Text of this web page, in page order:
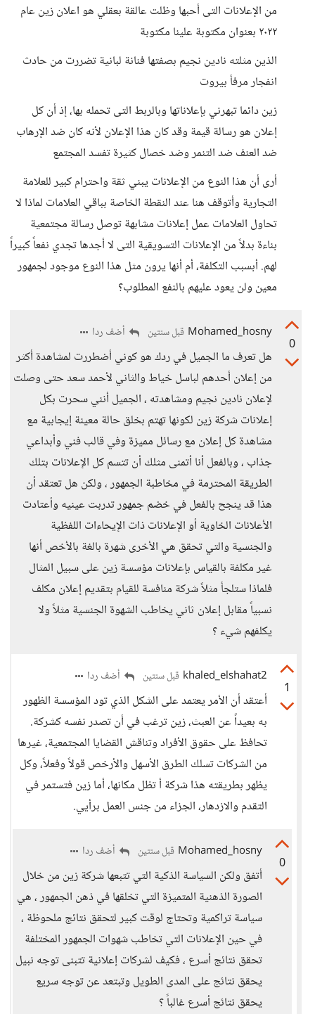
من الإعلانات التى أحبها وظلت عالقة بعقلي هو اعلان زين عام
٢٠٢٢ بعنوان مكتوبة علينا مكتوبة
الذين مثلته نادين نجيم بصفتها فنانة لبانية تضررت من حادث
انفجار مرفأ بيروت
زين دائما تبهرني بإعلاناتها وبالربط التى تحمله بها، إذ أن كل
إعلان هو رسالة قيمة وقد كان هذا الإعلان لأنه كان ضد الإرهاب
ضد العنف ضد التنمر وضد خصال كثيرة تفسد المجتمع
أرى أن هذا النوع من الإعلانات يبني ثقة واحترام كبير للعلامة
التجارية وأتوقف هنا عند النقطة الخاصة بباقي العلامات لماذا لا
تحاول العلامات عمل إعلانات مشابهة توصل رسالة مجتمعية
بناءة بدلاً من الإعلانات التسويقية التى لا أجدها تجدي نفعاً كبيراً
لهم. أبسبب التكلفة، أم أنها يرون مثل هذا النوع موجود لجمهور
معين ولن يعود عليهم بالنفع المطلوب؟
0
Mohamed_hosny قبل سنتين أضف ردا
هل تعرف ما الجميل في ردك هو كوني أضطررت لمشاهدة أكثر
من إعلان أحدهم لباسل خياط والثاني لأحمد سعد حتى وصلت
لإعلان نادين نجيم ومشاهدته ، الجميل أنني سحرت بكل
إعلانات شركة زين لكونها تهتم بخلق حالة معينة إيجابية مع
مشاهدة كل إعلان مع رسائل مميزة وفي قالب فني وأبداعي
جذاب ، وبالفعل أنا أتمنى مثلك أن تتسم كل الإعلانات بتلك
الطريقة المحترمة في مخاطبة الجمهور ، ولكن هل تعتقد أن
هذا قد ينجح بالفعل في خضم جمهور تدربت عينيه وأعتادت
الأعلانات الخاوية أو الإعلانات ذات الإيحاءات اللفظية
والجنسية والتي تحقق هي الأخرى شهرة بالغة بالأخص أنها
غير مكلفة بالقياس بإعلانات مؤسسة زين على سبيل المثال
فلماذا ستلجأ مثلاً شركة منافسة للقيام بتقديم إعلان مكلف
نسبياً مقابل إعلان ثاني يخاطب الشهوة الجنسية مثلاً ولا
يكلفهم شيء ؟
1
khaled_elshahat2 قبل سنتين أضف ردا
أعتقد أن الأمر يعتمد على الشكل الذي تود المؤسسة الظهور
به بعيداً عن العبث، زين ترغب في أن تصدر نفسه كشركة.
تحافظ على حقوق الأفراد وتناقش القضايا المجتمعية، غيرها
من الشركات تسلك الطرق الأسهل والأرخص قولاً وفعلاً، وكل
يظهر بطريقته هذا شركة أ تظل مكانها، أما زين فتستمر في
التقدم والازدهار، الجزاء من جنس العمل برأيي.
0
Mohamed_hosny قبل سنتين أضف ردا
أتفق ولكن السياسة الذكية التي تتبعها شركة زين من خلال
الصورة الذهنية المتميزة التي تخلقها في ذهن الجمهور ، هي
سياسة تراكمية وتحتاج لوقت كبير لتحقق نتائج ملحوظة ،
في حين الإعلانات التي تخاطب شهوات الجمهور المختلفة
تحقق نتائج أسرع ، فكيف لشركات إعلانية تتبنى توجه نبيل
يحقق نتائج على المدى الطويل وتبتعد عن توجه سريع
يحقق نتائج أسرع غالباً ؟